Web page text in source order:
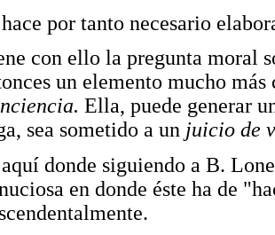
hace por tanto necesario
con ello la pregunta moral
un elemento mucho
Ella, puede generar
sea sometido a un juicio de
donde siguiendo a B.
en donde éste ha de